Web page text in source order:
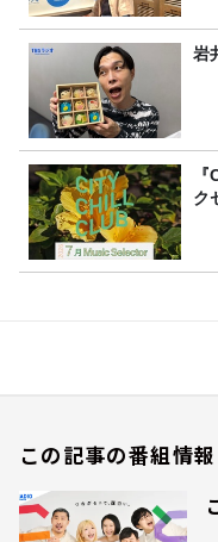
岩
ク
この記事の番組情報